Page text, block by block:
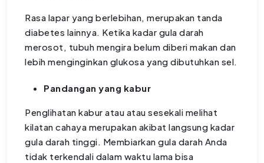
Rasa lapar yang berlebihan, merupakan tanda
diabetes lainnya. Ketika kadar gula darah
merosot, tubuh mengira belum diberi makan dan
lebih menginginkan glukosa yang dibutuhkan sel.
Pandangan yang kabur
Penglihatan kabur atau atau sesekali melihat
kilatan cahaya merupakan akibat langsung kadar
gula darah tinggi. Membiarkan gula darah Anda
tidak terkendali dalam waktu lama bisa